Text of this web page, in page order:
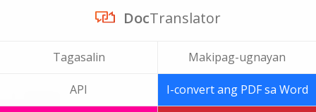
DocTranslator
Tagasalin Makipag-ugnayan
API I-convert ang PDF sa Word